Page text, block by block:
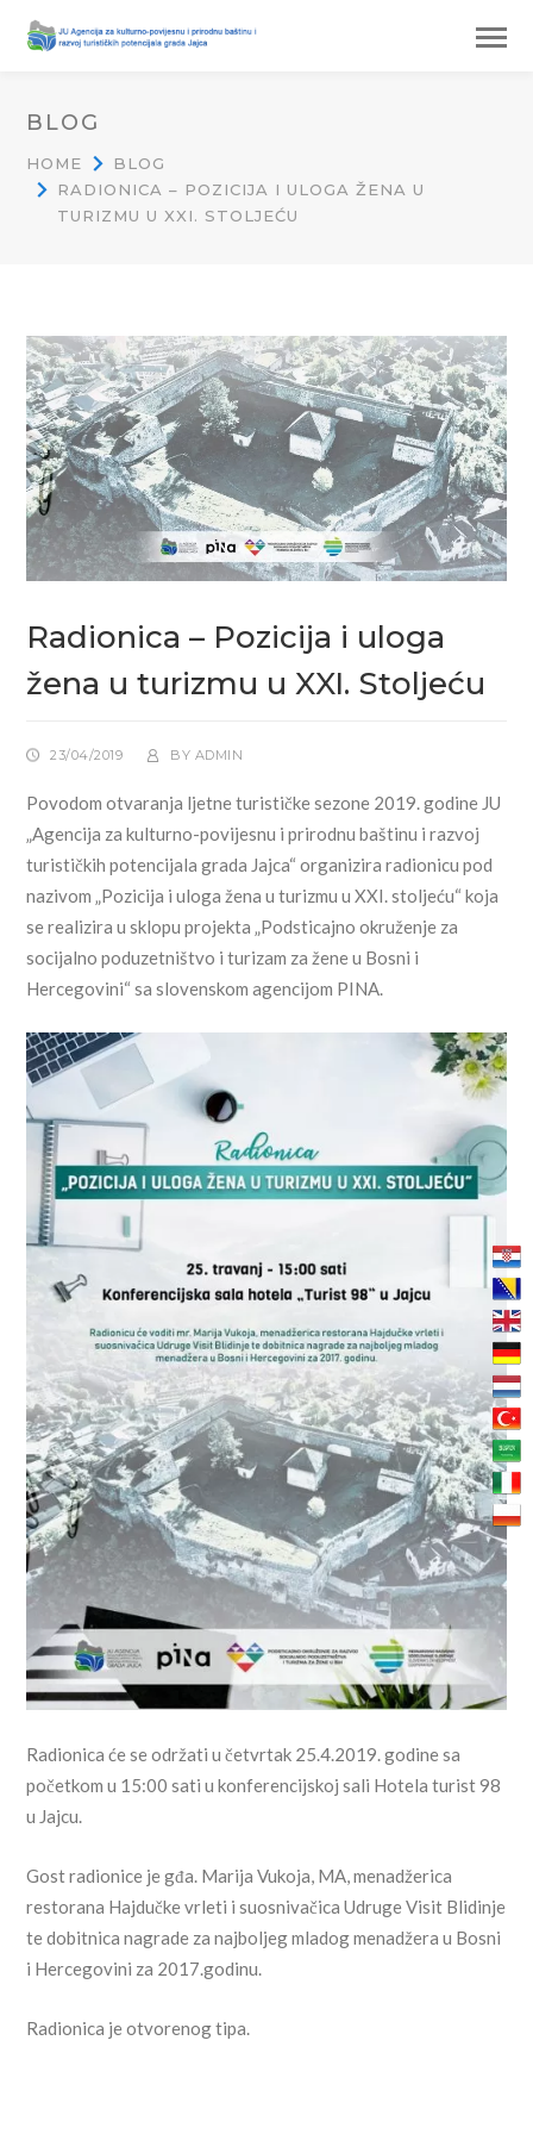
BLOG
HOME
BLOG
RADIONICA – POZICIJA I ULOGA ŽENA U
TURIZMU U XXI. STOLJEĆU
Radionica – Pozicija i uloga
žena u turizmu u XXI. Stoljeću
23/04/2019 BY ADMIN
Povodom otvaranja ljetne turističke sezone 2019. godine JU
„Agencija za kulturno-povijesnu i prirodnu baštinu i razvoj
turističkih potencijala grada Jajca“ organizira radionicu pod
nazivom „Pozicija i uloga žena u turizmu u XXI. stoljeću“ koja
se realizira u sklopu projekta „Podsticajno okruženje za
socijalno poduzetništvo i turizam za žene u Bosni i
Hercegovini“ sa slovenskom agencijom PINA.
Radionica će se održati u četvrtak 25.4.2019. godine sa
početkom u 15:00 sati u konferencijskoj sali Hotela turist 98
u Jajcu.
Gost radionice je gđa. Marija Vukoja, MA, menadžerica
restorana Hajdučke vrleti i suosnivačica Udruge Visit Blidinje
te dobitnica nagrade za najboljeg mladog menadžera u Bosni
i Hercegovini za 2017.godinu.
Radionica je otvorenog tipa.